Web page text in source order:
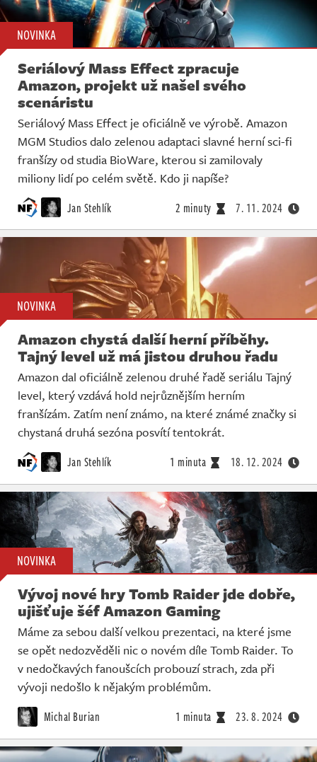
NOVINKA
Seriálový Mass Effect zpracuje
Amazon, projekt už našel svého
scenáristu
Seriálový Mass Effect je oficiálně ve výrobě. Amazon
MGM Studios dalo zelenou adaptaci slavné herní sci-fi
franšízy od studia BioWare, kterou si zamilovaly
miliony lidí po celém světě. Kdo ji napíše?
Jan Stehlík 2 minuty 7. 11. 2024
NOVINKA
Amazon chystá další herní příběhy.
Tajný level už má jistou druhou řadu
Amazon dal oficiálně zelenou druhé řadě seriálu Tajný
level, který vzdává hold nejrůznějším herním
franšízám. Zatím není známo, na které známé značky si
chystaná druhá sezóna posvítí tentokrát.
Jan Stehlík 1 minuta 18. 12. 2024
NOVINKA
Vývoj nové hry Tomb Raider jde dobře,
ujišťuje šéf Amazon Gaming
Máme za sebou další velkou prezentaci, na které jsme
se opět nedozvěděli nic o novém díle Tomb Raider. To
v nedočkavých fanoušcích probouzí strach, zda při
vývoji nedošlo k nějakým problémům.
Michal Burian 1 minuta 23. 8. 2024